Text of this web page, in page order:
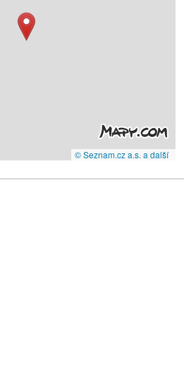
© Seznam.cz a.s. a další